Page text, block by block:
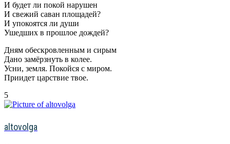
И будет ли покой нарушен
И свежий саван площадей?
И упокоятся ли души
Ушедших в прошлое дождей?
Дням обескровленным и сирым
Дано замёрзнуть в колее.
Усни, земля. Покойся с миром.
Приидет царствие твое.
5
altovolga